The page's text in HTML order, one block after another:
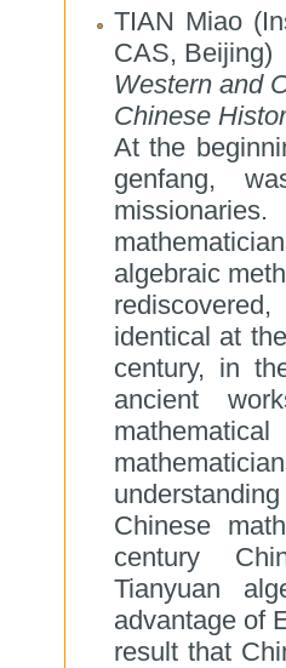
TIAN Miao
CAS, Beijing)
Western and
Chinese
At the
genfang,
algebraic
identical at
century, in
ancient
Chinese
century
Tianyuan
advantage of
result that